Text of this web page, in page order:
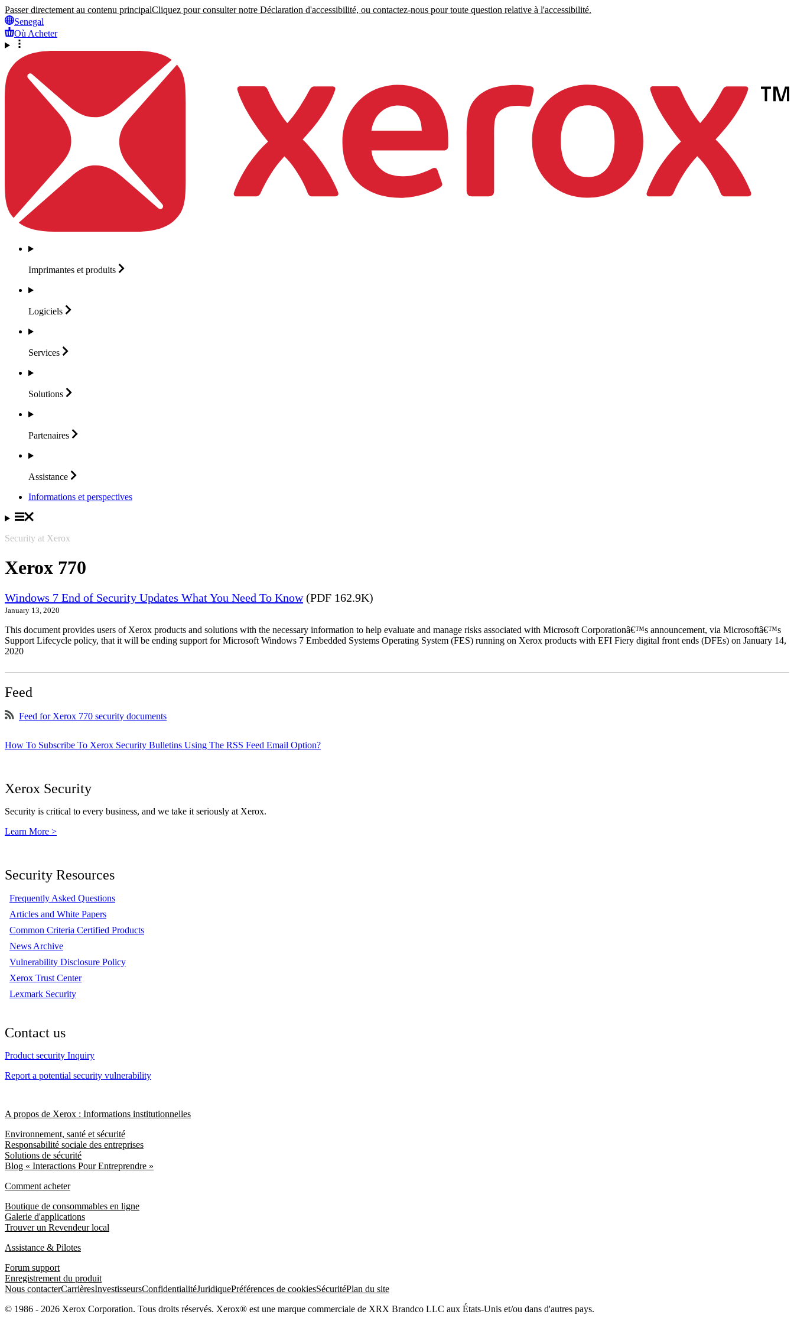
Passer directement au contenu principalCliquez pour consulter notre Déclaration d'accessibilité, ou contactez-nous pour toute question relative à l'accessibilité.
Senegal
Où Acheter
Imprimantes et produits
Logiciels
Services
Solutions
Partenaires
Assistance
Informations et perspectives
Security at Xerox
Xerox 770
Windows 7 End of Security Updates What You Need To Know(PDF 162.9K)
January 13, 2020
This document provides users of Xerox products and solutions with the necessary information to help evaluate and manage risks associated with Microsoft Corporationâ€™s announcement, via Microsoftâ€™s
Support Lifecycle policy, that it will be ending support for Microsoft Windows 7 Embedded Systems Operating System (FES) running on Xerox products with EFI Fiery digital front ends (DFEs) on January 14,
2020
Feed
Feed for Xerox 770 security documents
How To Subscribe To Xerox Security Bulletins Using The RSS Feed Email Option?
Xerox Security
Security is critical to every business, and we take it seriously at Xerox.
Learn More >
Security Resources
Frequently Asked Questions
Articles and White Papers
Common Criteria Certified Products
News Archive
Vulnerability Disclosure Policy
Xerox Trust Center
Lexmark Security
Contact us
Product security Inquiry
Report a potential security vulnerability
A propos de Xerox : Informations institutionnelles
Environnement, santé et sécurité
Responsabilité sociale des entreprises
Solutions de sécurité
Blog « Interactions Pour Entreprendre »
Comment acheter
Boutique de consommables en ligne
Galerie d'applications
Trouver un Revendeur local
Assistance & Pilotes
Forum support
Enregistrement du produit
Nous contacterCarrièresInvestisseursConfidentialitéJuridiquePréférences de cookiesSécuritéPlan du site
© 1986 - 2026 Xerox Corporation. Tous droits réservés. Xerox® est une marque commerciale de XRX Brandco LLC aux États-Unis et/ou dans d'autres pays.